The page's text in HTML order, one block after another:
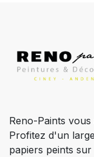
Reno-Paints
Profitez d'un
papiers peints